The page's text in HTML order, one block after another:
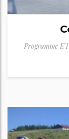
Programme